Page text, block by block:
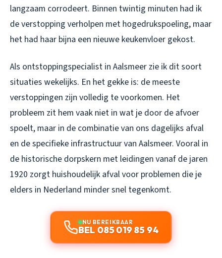
langzaam corrodeert. Binnen twintig minuten had ik
de verstopping verholpen met hogedrukspoeling, maar
het had haar bijna een nieuwe keukenvloer gekost.
Als ontstoppingspecialist in Aalsmeer zie ik dit soort
situaties wekelijks. En het gekke is: de meeste
verstoppingen zijn volledig te voorkomen. Het
probleem zit hem vaak niet in wat je door de afvoer
spoelt, maar in de combinatie van ons dagelijks afval
en de specifieke infrastructuur van Aalsmeer. Vooral in
de historische dorpskern met leidingen vanaf de jaren
1920 zorgt huishoudelijk afval voor problemen die je
elders in Nederland minder snel tegenkomt.
NU BEREIKBAAR
BEL 085 019 85 94